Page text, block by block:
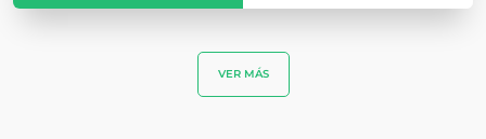
Alegaciones medioambientales
VER MÁS